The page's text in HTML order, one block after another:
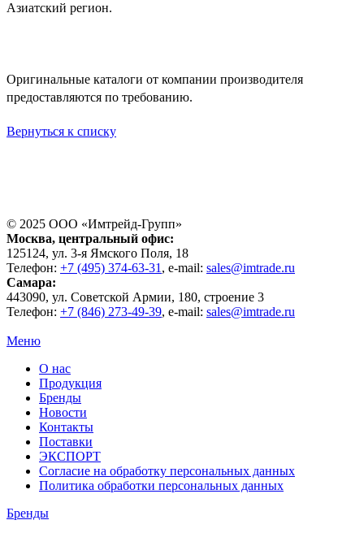
Азиатский регион.
Оригинальные каталоги от компании производителя
предоставляются по требованию.
Вернуться к списку
© 2025 ООО «Имтрейд-Групп»
Москва, центральный офис:
125124, ул. 3-я Ямского Поля, 18
Телефон: +7 (495) 374-63-31 , e-mail: sales@imtrade.ru
Самара:
443090, ул. Советской Армии, 180, строение 3
Телефон: +7 (846) 273-49-39, e-mail: sales@imtrade.ru
Меню
О нас
Продукция
Бренды
Новости
Контакты
Поставки
ЭКСПОРТ
Согласие на обработку персональных данных
Политика обработки персональных данных
Бренды